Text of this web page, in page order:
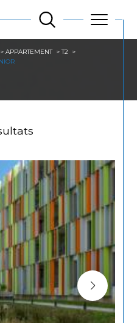
APPARTEMENT
T2